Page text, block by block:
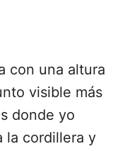
con una altura
visible más
donde yo
la cordillera y